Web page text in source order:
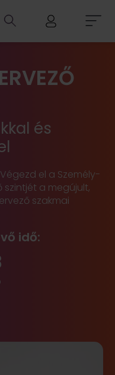
és
el a Személy-
szintjét a megújult,
szakmai
idő: